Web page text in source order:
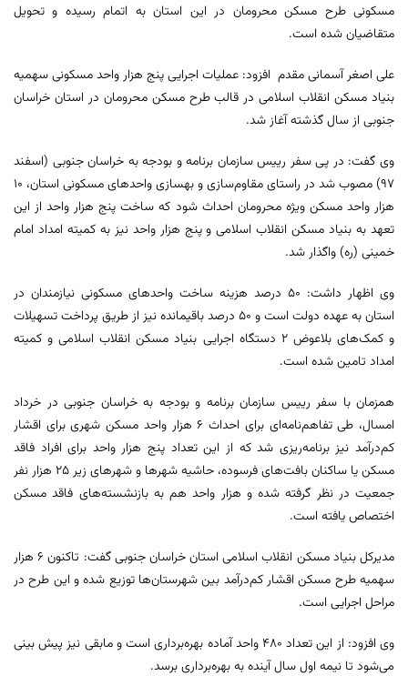
مسکونی طرح مسکن محرومان در این استان به اتمام رسیده و تحویل
متقاضیان شده است.
علی اصغر آسمانی مقدم افزود: عملیات اجرایی پنج هزار واحد مسکونی سهمیه
بنیاد مسکن انقلاب اسلامی در قالب طرح مسکن محرومان در استان خراسان
جنوبی از سال گذشته آغاز شد.
وی گفت: در پی سفر رییس سازمان برنامه و بودجه به خراسان جنوبی (اسفند
۹۷) مصوب شد در راستای مقاوم‌سازی و بهسازی واحدهای مسکونی استان، ۱۰
هزار واحد مسکن ویژه محرومان احداث شود که ساخت پنج هزار واحد از این
تعهد به بنیاد مسکن انقلاب اسلامی و پنج هزار واحد نیز به کمیته امداد امام
خمینی (ره) واگذار شد.
وی اظهار داشت: ۵۰ درصد هزینه ساخت واحدهای مسکونی نیازمندان در
استان به عهده دولت است و ۵۰ درصد باقیمانده نیز از طریق پرداخت تسهیلات
و کمک‌های بلاعوض ۲ دستگاه اجرایی بنیاد مسکن انقلاب اسلامی و کمیته
امداد تامین شده است.
همزمان با سفر رییس سازمان برنامه و بودجه به خراسان جنوبی در خرداد
امسال، طی تفاهم‌نامه‌ای برای احداث ۶ هزار واحد مسکن شهری برای اقشار
کم‌درآمد نیز برنامه‌ریزی شد که از این تعداد پنج هزار واحد برای افراد فاقد
مسکن یا ساکنان بافت‌های فرسوده، حاشیه شهرها و شهرهای زیر ۲۵ هزار نفر
جمعیت در نظر گرفته شده و هزار واحد هم به بازنشسته‌های فاقد مسکن
اختصاص یافته است.
مدیرکل بنیاد مسکن انقلاب اسلامی استان خراسان جنوبی گفت: تاکنون ۶ هزار
سهمیه طرح مسکن اقشار کم‌درآمد بین شهرستان‌ها توزیع شده و این طرح در
مراحل اجرایی است.
وی افزود: از این تعداد ۴۸۰ واحد آماده بهره‌برداری است و مابقی نیز پیش بینی
می‌شود تا نیمه اول سال آینده به بهره‌برداری برسد.